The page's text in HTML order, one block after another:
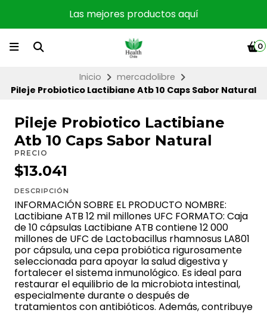
Las mejores productos aquí
0
Inicio
mercadolibre
Pileje Probiotico Lactibiane Atb 10 Caps Sabor Natural
Pileje Probiotico Lactibiane
Atb 10 Caps Sabor Natural
PRECIO
$13.041
DESCRIPCIÓN
INFORMACIÓN SOBRE EL PRODUCTO NOMBRE:
Lactibiane ATB 12 mil millones UFC FORMATO: Caja
de 10 cápsulas Lactibiane ATB contiene 12 000
millones de UFC de Lactobacillus rhamnosus LA801
por cápsula, una cepa probiótica rigurosamente
seleccionada para apoyar la salud digestiva y
fortalecer el sistema inmunológico. Es ideal para
restaurar el equilibrio de la microbiota intestinal,
especialmente durante o después de
tratamientos con antibióticos. Además, contribuye